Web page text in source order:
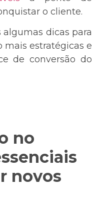
o cliente.
dicas para
mais estratégicas e
de conversão do
no
novos